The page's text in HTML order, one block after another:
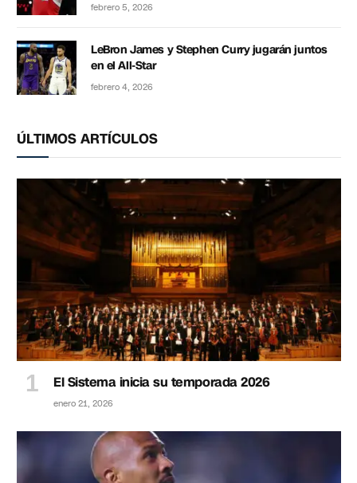
febrero 5, 2026
LeBron James y Stephen Curry jugarán juntos
en el All-Star
febrero 4, 2026
ÚLTIMOS ARTÍCULOS
El Sistema inicia su temporada 2026
enero 21, 2026